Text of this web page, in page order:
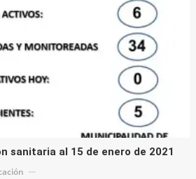
sanitaria al 15 de enero de 2021